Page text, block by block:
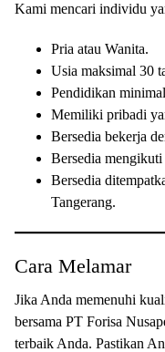
Kami mencari individu
Pria atau Wanita.
Usia maksimal 30
Pendidikan
Memiliki pribadi
Bersedia bekerja
Bersedia mengikuti
Bersedia
Tangerang.
Cara Melamar
Jika Anda memenuhi
bersama PT Forisa
terbaik Anda. Pastikan